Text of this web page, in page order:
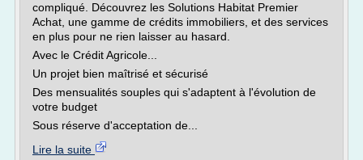
compliqué. Découvrez les Solutions Habitat Premier
Achat, une gamme de crédits immobiliers, et des services
en plus pour ne rien laisser au hasard.
Avec le Crédit Agricole...
Un projet bien maîtrisé et sécurisé
Des mensualités souples qui s'adaptent à l'évolution de
votre budget
Sous réserve d'acceptation de...
Lire la suite